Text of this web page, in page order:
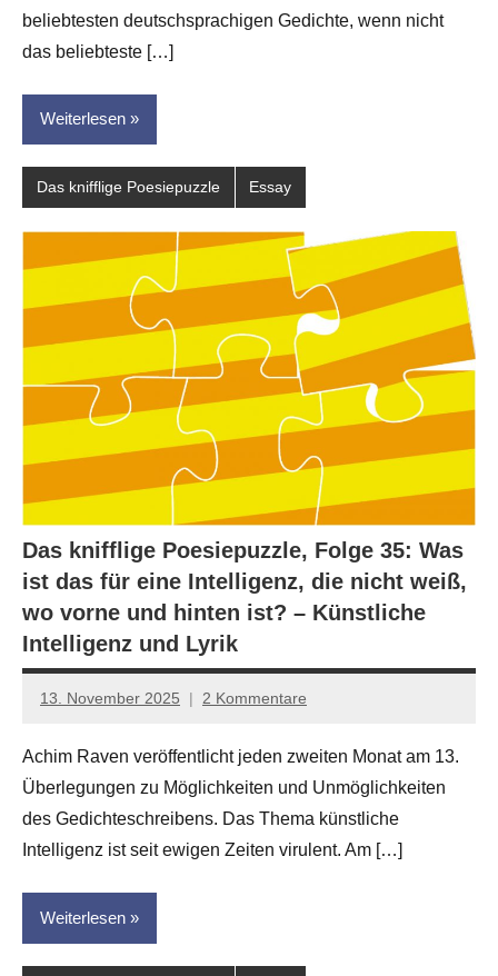
beliebtesten deutschsprachigen Gedichte, wenn nicht
das beliebteste […]
Weiterlesen
Das knifflige Poesiepuzzle Essay
Das knifflige Poesiepuzzle, Folge 35: Was
ist das für eine Intelligenz, die nicht weiß,
wo vorne und hinten ist? – Künstliche
Intelligenz und Lyrik
13. November 2025
Jan-
Hornauer
für
dasgedichtblog
2 Kommentare
Achim Raven veröffentlicht jeden zweiten Monat am 13.
Überlegungen zu Möglichkeiten und Unmöglichkeiten
des Gedichteschreibens. Das Thema künstliche
Intelligenz ist seit ewigen Zeiten virulent. Am […]
Weiterlesen